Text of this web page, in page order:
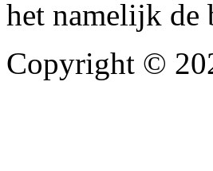
het namelijk de
Copyright ©